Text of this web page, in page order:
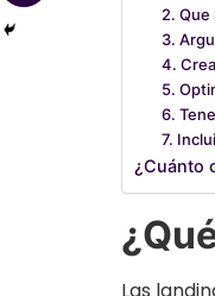
2.
3.
4.
5.
6.
7.
¿Cuánto
Las